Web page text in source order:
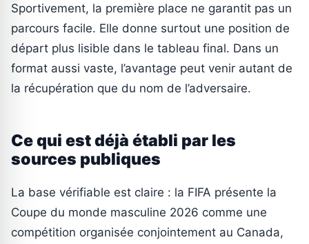
Sportivement, la première place ne garantit pas un
parcours facile. Elle donne surtout une position de
départ plus lisible dans le tableau final. Dans un
format aussi vaste, l’avantage peut venir autant de
la récupération que du nom de l’adversaire.
Ce qui est déjà établi par les
sources publiques
La base vérifiable est claire : la FIFA présente la
Coupe du monde masculine 2026 comme une
compétition organisée conjointement au Canada,